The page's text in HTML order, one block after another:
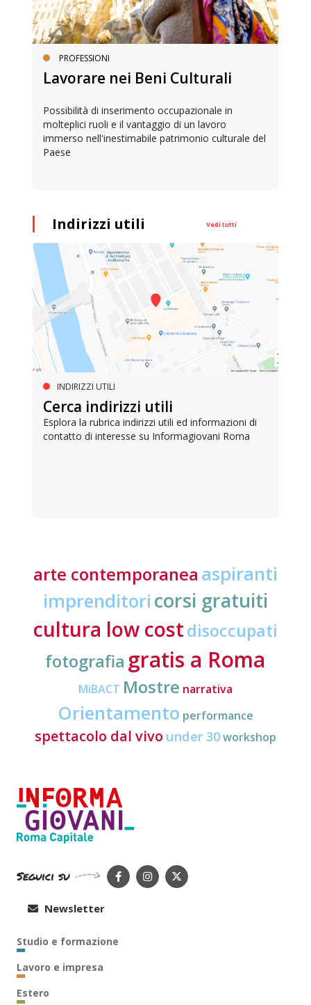
PROFESSIONI
Lavorare nei Beni Culturali
Possibilità di inserimento occupazionale in
molteplici ruoli e il vantaggio di un lavoro
immerso nell'inestimabile patrimonio culturale del
Paese
Indirizzi utili Vedi tutti
INDIRIZZI UTILI
Cerca indirizzi utili
Esplora la rubrica indirizzi utili ed informazioni di
contatto di interesse su Informagiovani Roma
arte contemporanea aspiranti
imprenditori corsi gratuiti
cultura low costdisoccupati
fotografia gratis a Roma
MiBACT Mostre narrativa
Orientamento performance
spettacolo dal vivo under 30workshop
Seguici su
Newsletter
Studio e formazione
Lavoro e impresa
Estero